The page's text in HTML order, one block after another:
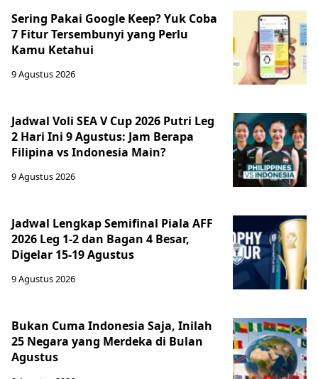
Sering Pakai Google Keep? Yuk Coba
7 Fitur Tersembunyi yang Perlu
Kamu Ketahui
9 Agustus 2026
Jadwal Voli SEA V Cup 2026 Putri Leg
2 Hari Ini 9 Agustus: Jam Berapa
Filipina vs Indonesia Main?
9 Agustus 2026
Jadwal Lengkap Semifinal Piala AFF
2026 Leg 1-2 dan Bagan 4 Besar,
Digelar 15-19 Agustus
9 Agustus 2026
Bukan Cuma Indonesia Saja, Inilah
25 Negara yang Merdeka di Bulan
Agustus